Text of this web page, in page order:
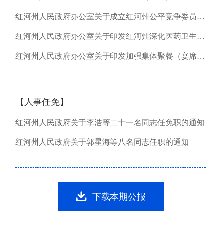
红河州人民政府办公室关于成立红河州公平竞争委员会的通知
红河州人民政府办公室关于印发红河州深化医药卫生体制改革近期重点工作任务的通知
红河州人民政府办公室关于印发加强集体聚餐（宴席）散装白酒管理10条措施的通知
【人事任免】
红河州人民政府关于李浩等二十一名同志任免职的通知
红河州人民政府关于郭星海等八名同志任职的通知
下载本期公报